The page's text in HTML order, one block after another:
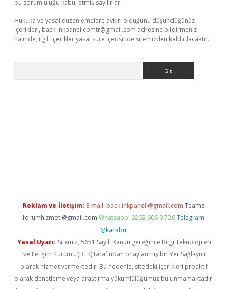
bu sorumluluğu kabul etmiş sayılırlar.
Hukuka ve yasal düzenlemelere aykırı olduğunu düşündüğünüz
içerikleri, backlinkpanelicomtr@gmail.com adresine bildirmeniz
halinde, ilgili içerikler yasal süre içerisinde sitemizden kaldırılacaktır.
Reklam ve İletişim: E-mail: backlinkpaneli@gmail.com Teams:
forumhizmeti@gmail.com Whatsapp: 0262 606 0 726 Telegram:
@karabul
Yasal Uyarı: Sitemiz, 5651 Sayılı Kanun gereğince Bilgi Teknolojileri
ve İletişim Kurumu (BTK) tarafından onaylanmış bir Yer Sağlayıcı
olarak hizmet vermektedir. Bu nedenle, sitedeki içerikleri proaktif
olarak denetleme veya araştırma yükümlülüğümüz bulunmamaktadır.